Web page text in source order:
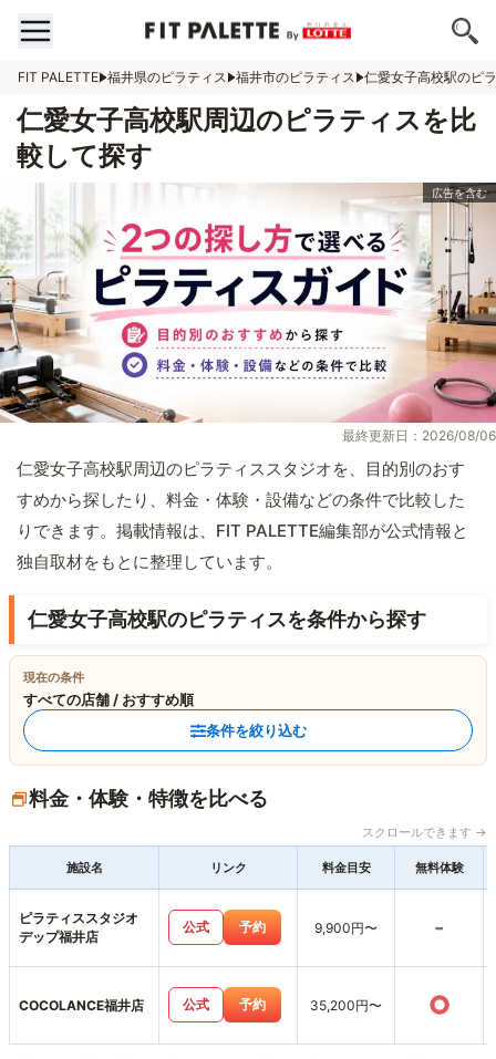
FIT PALETTE 福井県のピラティス 福井市のピラティス 仁愛女子高校駅のピ
仁愛女子高校駅周辺のピラティスを比
較して探す
最終更新日：2026/08/06
仁愛女子高校駅周辺のピラティススタジオを、目的別のおす
すめから探したり、料金・体験・設備などの条件で比較した
りできます。掲載情報は、FIT PALETTE編集部が公式情報と
独自取材をもとに整理しています。
仁愛女子高校駅のピラティスを条件から探す
現在の条件
すべての店舗 / おすすめ順
条件を絞り込む
料金・体験・特徴を比べる
スクロールできます →
施設名 リンク 料金目安 無料体験
ピラティススタジオ
デップ福井店
公式 予約 9,900円〜 -
COCOLANCE福井店 公式 予約 35,200円〜 ○